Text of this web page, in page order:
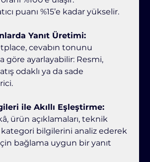
puanı %15’e kadar yükselir.
Yanıt Üretimi:
cevabın tonunu
göre ayarlayabilir: Resmi,
odaklı ya da sade
ile Akıllı Eşleştirme:
ürün açıklamaları, teknik
bilgilerini analiz ederek
bağlama uygun bir yanıt